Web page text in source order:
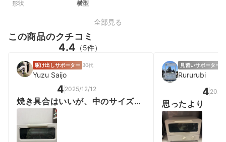
形状 横型
全部見る
この商品のクチコミ
4.4 （5件）
駆け出しサポーター 30代
Yuzu Saijo
4 2025/12/12
焼き具合はいいが、中のサイズが
小さい
見習いサポーター
Rururubi
4
思ったより